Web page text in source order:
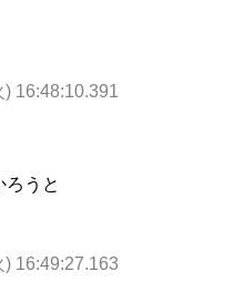
16:48:10.391
ろうと
16:49:27.163